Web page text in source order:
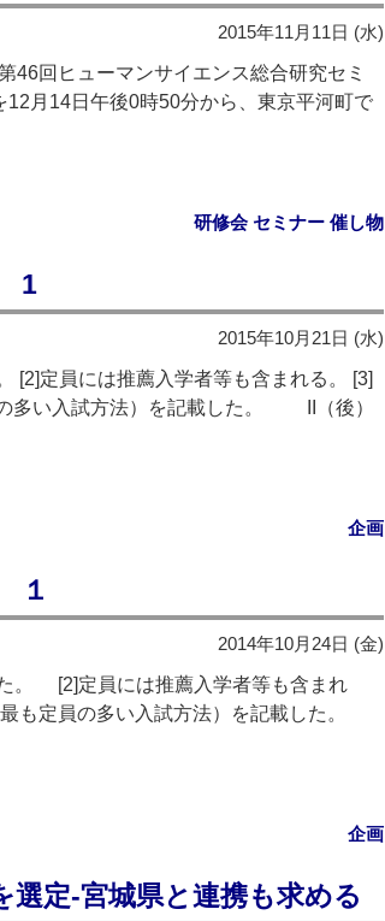
2015年11月11日 (水)
回ヒューマンサイエンス総合研究セミ
月14日午後0時50分から、東京平河町で
研修会 セミナー 催し物
1
2015年10月21日 (水)
[2]定員には推薦入学者等も含まれる。 [3]
多い入試方法）を記載した。 II（後）
企画
１
2014年10月24日 (金)
。 [2]定員には推薦入学者等も含まれ
定員の多い入試方法）を記載した。
企画
選定‐宮城県と連携も求める